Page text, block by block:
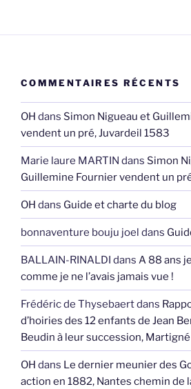
COMMENTAIRES RÉCENTS
OH dans Simon Nigueau et
vendent un pré, Juvardeil 1583
Marie laure MARTIN dans Simon
Guillemine Fournier vendent un
OH dans Guide et charte du blog
bonnaventure bouju joel dans
BALLAIN-RINALDI dans A 88 ans
comme je ne l’avais jamais vue !
Frédéric de Thysebaertdans
d’hoiries des 12 enfants de Jean
Beudin à leur succession,
OH dans Le dernier meunier des
action en 1882, Nantes chemin de